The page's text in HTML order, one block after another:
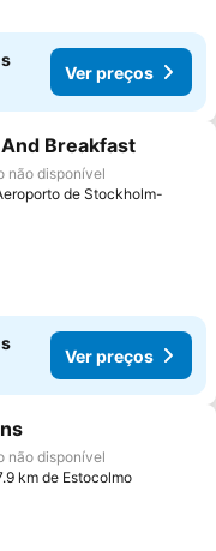
Ver preços
aos favoritos
Breakfast
não disponível
de Stockholm-
Ver preços
aos favoritos
não disponível
km de Estocolmo